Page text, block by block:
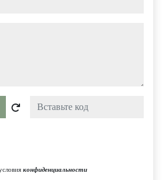
конфиденциальности